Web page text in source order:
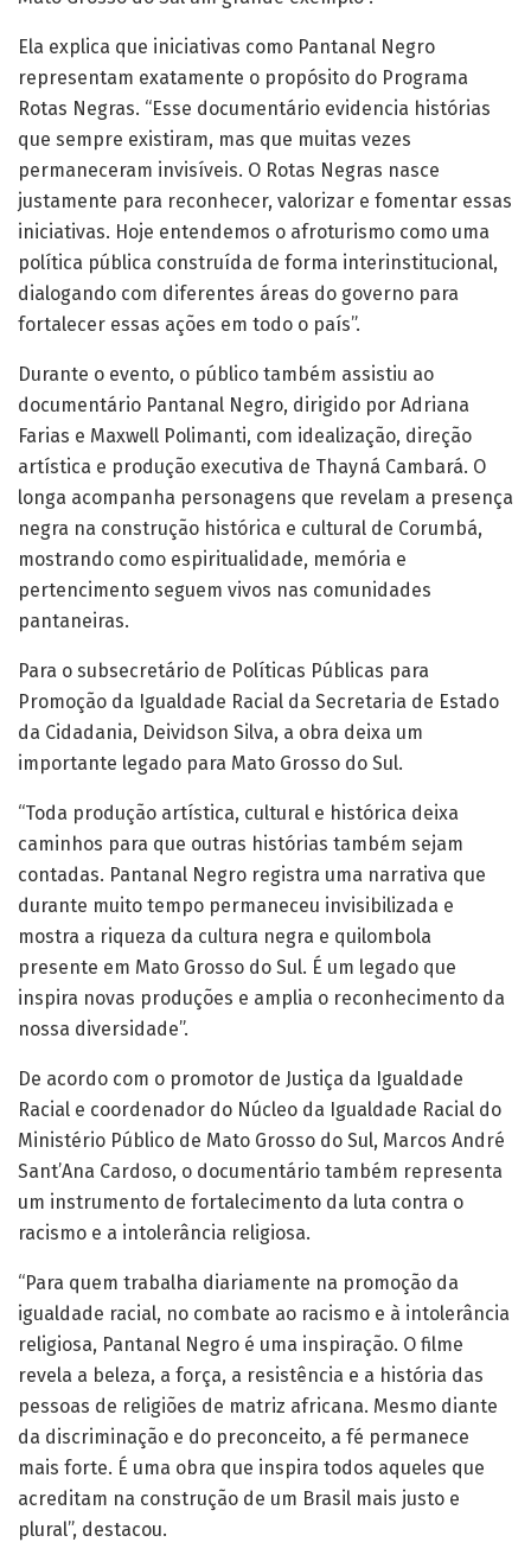
Ela explica que iniciativas como Pantanal Negro
representam exatamente o propósito do Programa
Rotas Negras. “Esse documentário evidencia histórias
que sempre existiram, mas que muitas vezes
permaneceram invisíveis. O Rotas Negras nasce
justamente para reconhecer, valorizar e fomentar essas
iniciativas. Hoje entendemos o afroturismo como uma
política pública construída de forma interinstitucional,
dialogando com diferentes áreas do governo para
fortalecer essas ações em todo o país”.
Durante o evento, o público também assistiu ao
documentário Pantanal Negro, dirigido por Adriana
Farias e Maxwell Polimanti, com idealização, direção
artística e produção executiva de Thayná Cambará. O
longa acompanha personagens que revelam a presença
negra na construção histórica e cultural de Corumbá,
mostrando como espiritualidade, memória e
pertencimento seguem vivos nas comunidades
pantaneiras.
Para o subsecretário de Políticas Públicas para
Promoção da Igualdade Racial da Secretaria de Estado
da Cidadania, Deividson Silva, a obra deixa um
importante legado para Mato Grosso do Sul.
“Toda produção artística, cultural e histórica deixa
caminhos para que outras histórias também sejam
contadas. Pantanal Negro registra uma narrativa que
durante muito tempo permaneceu invisibilizada e
mostra a riqueza da cultura negra e quilombola
presente em Mato Grosso do Sul. É um legado que
inspira novas produções e amplia o reconhecimento da
nossa diversidade”.
De acordo com o promotor de Justiça da Igualdade
Racial e coordenador do Núcleo da Igualdade Racial do
Ministério Público de Mato Grosso do Sul, Marcos André
Sant’Ana Cardoso, o documentário também representa
um instrumento de fortalecimento da luta contra o
racismo e a intolerância religiosa.
“Para quem trabalha diariamente na promoção da
igualdade racial, no combate ao racismo e à intolerância
religiosa, Pantanal Negro é uma inspiração. O filme
revela a beleza, a força, a resistência e a história das
pessoas de religiões de matriz africana. Mesmo diante
da discriminação e do preconceito, a fé permanece
mais forte. É uma obra que inspira todos aqueles que
acreditam na construção de um Brasil mais justo e
plural”, destacou.